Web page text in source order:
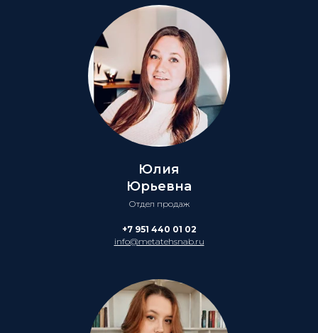
Юлия
Юрьевна
Отдел продаж
+7 951 440 01 02
info@metatehsnab.ru